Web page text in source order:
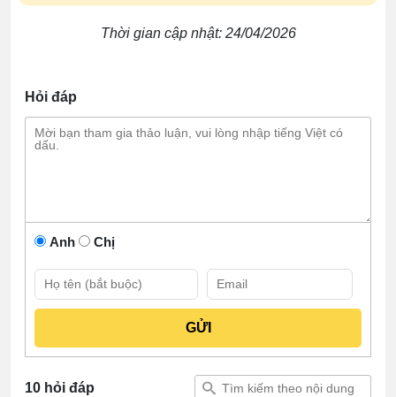
Thời gian cập nhật: 24/04/2026
Hỏi đáp
Anh Chị
10 hỏi đáp